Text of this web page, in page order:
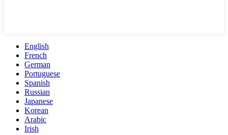
English
French
German
Portuguese
Spanish
Russian
Japanese
Korean
Arabic
Irish